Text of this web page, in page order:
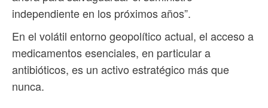
independiente en los próximos años”.
En el volátil entorno geopolítico actual, el acceso a
medicamentos esenciales, en particular a
antibióticos, es un activo estratégico más que
nunca.